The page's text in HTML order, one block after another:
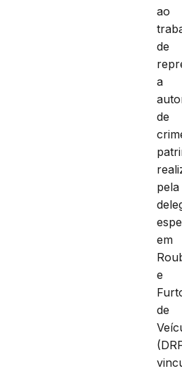
ao
de
a
de
pela
em
e
de